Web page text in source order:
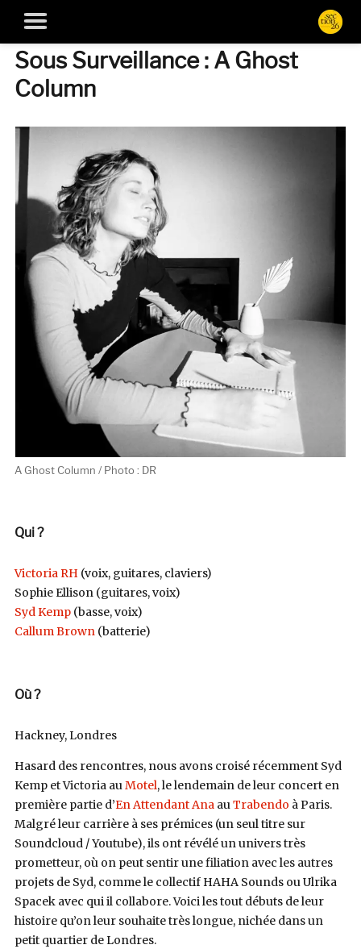
Sous Surveillance : A Ghost
Column
A Ghost Column / Photo : DR
Qui ?
Victoria RH (voix, guitares, claviers)
Sophie Ellison (guitares, voix)
Syd Kemp(basse, voix)
Callum Brown (batterie)
Où ?
Hackney, Londres
Hasard des rencontres, nous avons croisé récemment Syd
Kemp et Victoria auMotel, le lendemain de leur concert en
première partie d’En Attendant AnaauTrabendo à Paris.
Malgré leur carrière à ses prémices (un seul titre sur
Soundcloud / Youtube), ils ont révélé un univers très
prometteur, où on peut sentir une filiation avec les autres
projets de Syd, comme le collectif HAHA Sounds ou Ulrika
Spacek avec qui il collabore. Voici les tout débuts de leur
histoire qu’on leur souhaite très longue, nichée dans un
petit quartier de Londres.